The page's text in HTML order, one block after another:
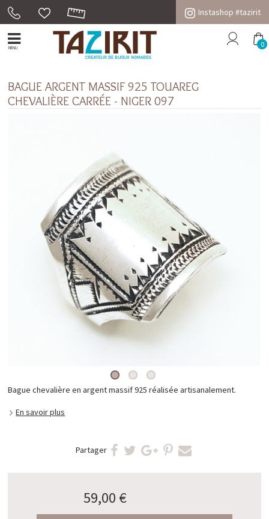
Instashop #tazirit
MENU 0
BAGUE ARGENT MASSIF 925 TOUAREG
CHEVALIÈRE CARRÉE - NIGER 097
Bague chevalière en argent massif 925 réalisée artisanalement.
En savoir plus
Partager
59,00 €